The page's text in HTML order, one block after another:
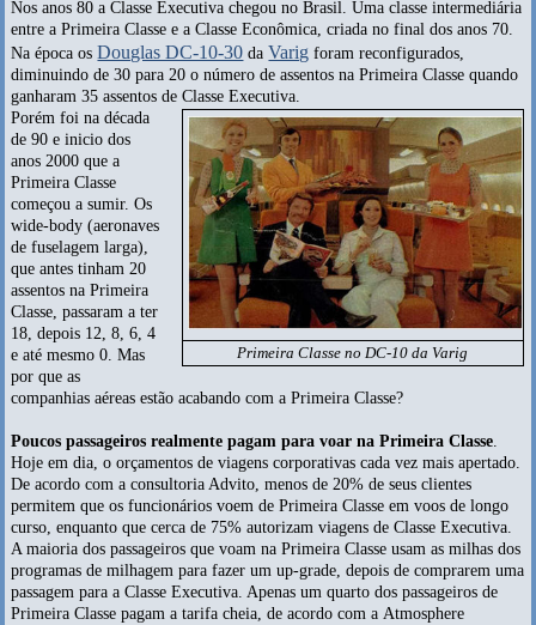
Nos anos 80 a Classe Executiva chegou no Brasil. Uma classe intermediária
entre a Primeira Classe e a Classe Econômica, criada no final dos anos 70.
Na época osDouglas DC-10-30 da Varig foram reconfigurados,
diminuindo de 30 para 20 o número de assentos na Primeira Classe quando
ganharam 35 assentos de Classe Executiva.
Primeira Classe no DC-10 da Varig
Porém foi na década
de 90 e inicio dos
anos 2000 que a
Primeira Classe
começou a sumir. Os
wide-body (aeronaves
de fuselagem larga),
que antes tinham 20
assentos na Primeira
Classe, passaram a ter
18, depois 12, 8, 6, 4
e até mesmo 0. Mas
por que as
companhias aéreas estão acabando com a Primeira Classe?
Poucos passageiros realmente pagam para voar na Primeira Classe.
Hoje em dia, o orçamentos de viagens corporativas cada vez mais apertado.
De acordo com a consultoria Advito, menos de 20% de seus clientes
permitem que os funcionários voem de Primeira Classe em voos de longo
curso, enquanto que cerca de 75% autorizam viagens de Classe Executiva.
A maioria dos passageiros que voam na Primeira Classe usam as milhas dos
programas de milhagem para fazer um up-grade, depois de comprarem uma
passagem para a Classe Executiva. Apenas um quarto dos passageiros de
Primeira Classe pagam a tarifa cheia, de acordo com a Atmosphere